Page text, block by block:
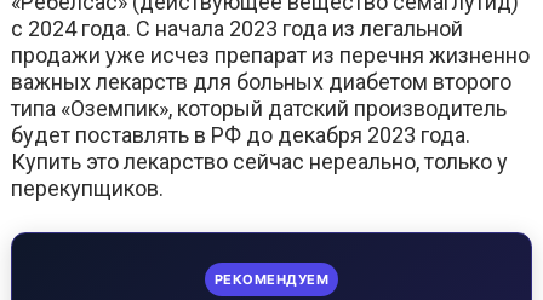
с 2024 года. С начала 2023 года из легальной
продажи уже исчез препарат из перечня жизненно
важных лекарств для больных диабетом второго
типа «Оземпик», который датский производитель
будет поставлять в РФ до декабря 2023 года.
Купить это лекарство сейчас нереально, только у
перекупщиков.
РЕКОМЕНДУЕМ